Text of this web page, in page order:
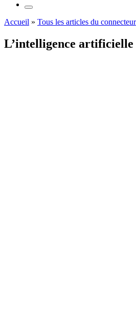
Accueil » Tous les articles du connecteur
L’intelligence artificielle